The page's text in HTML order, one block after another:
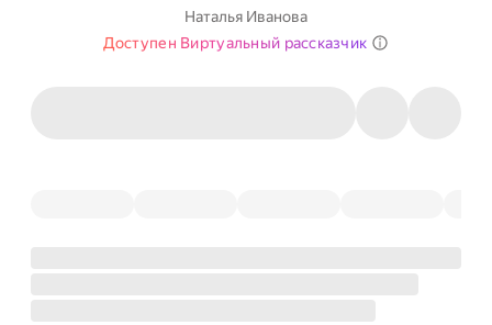
Наталья Иванова
Доступен Виртуальный рассказчик